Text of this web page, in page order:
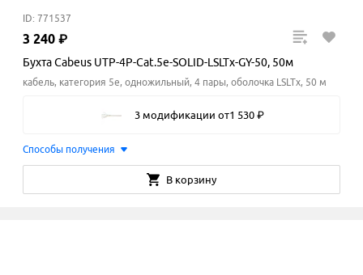
ID: 771537
3 240 ₽
Бухта Cabeus UTP-4P-Cat.5e-SOLID-LSLTx-GY-50, 50м
кабель, категория 5e, одножильный, 4 пары, оболочка LSLTx, 50 м
3 модификации от1 530 ₽
Способы получения
В корзину